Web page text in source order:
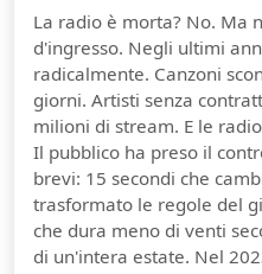
La radio è morta? No. Ma
d'ingresso. Negli ultimi
radicalmente. Canzoni
giorni. Artisti senza
milioni di stream. E le
Il pubblico ha preso il
brevi: 15 secondi che
trasformato le regole del
che dura meno di venti
di un'intera estate. Nel